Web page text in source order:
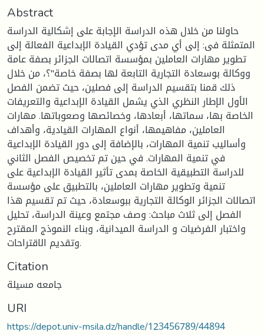
Abstract
حاولنا من خلال هذه الدراسة الإجابة على إشكالية الدراسة
المتمثلة فى: إلى أي مدى تؤدي القيادة الإبداعية الفعالة إلى
تطوير مهارات العاملين بمؤسسة اتصالات الجزائر بصفة عامة
ووكالة بوسعادة التجارية التابعة لها بصفة خاصة"؟، من خلال
ذلك قمنا بتقسيم الدراسة إلى فصلين، حيث تضمن الفصل
الأول الإطار النظري الذي يشمل القيادة الإبداعية والتعريفات
الخاصة بها، سماتها، أبعادها، وخصائصها وصعوباتها. مهارات
العاملين، مفاهيمها، أنواع المهارات القيادية، وأهداف
وأساليب تنمية المهارات، بالإضافة إلى دور القيادة الإبداعية
في تنمية المهارات. في حين تم تخصيص الفصل الثاني
للدراسة التطبيقية الخاصة بمدى تأثير القيادة الإبداعية على
تنمية وتطوير مهارات العاملين، بالتطبيق على مؤسسة
اتصالات الجزائر الوكالة التجارية ببوسعادة، حيث تم تقسيم هذا
الفصل إلى ثلاث مباحث: وصف مجتمع وعينة الدراسة، تحليل
واختبار الفرضيات و الدراسة الميدانية، وبناء النموذج المقترح
وتقديم الاقتراحات.
Citation
جامعه مسيلة
URI
https://depot.univ-msila.dz/handle/123456789/44894